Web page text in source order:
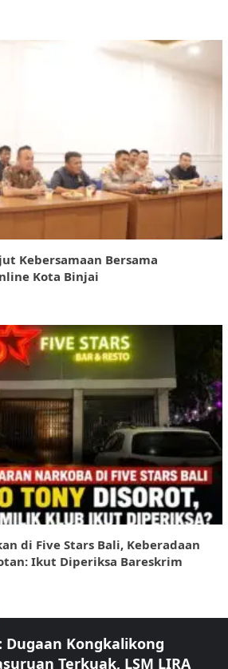
Kebersamaan Bersama
Kota Binjai
di Five Stars Bali, Keberadaan
Ikut Diperiksa Bareskrim
Dugaan Kongkalikong
Terkuak, LSM LIRA